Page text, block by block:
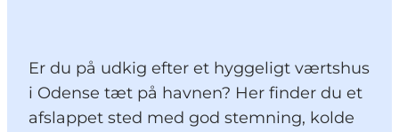
Er du på udkig efter et hyggeligt værtshus
i Odense tæt på havnen? Her finder du et
afslappet sted med god stemning, kolde